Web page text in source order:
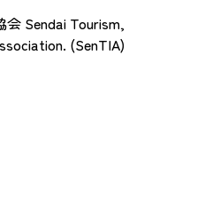
会 Sendai Tourism,
(SenTIA)